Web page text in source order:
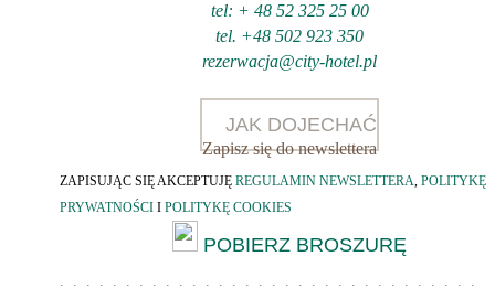
tel: + 48 52 325 25 00
tel. +48 502 923 350
rezerwacja@city-hotel.pl
JAK DOJECHAĆ
Zapisz się do newslettera
ZAPISUJĄC SIĘ AKCEPTUJĘ REGULAMIN NEWSLETTERA, POLITYKĘ
PRYWATNOŚCI I POLITYKĘ COOKIES
POBIERZ BROSZURĘ